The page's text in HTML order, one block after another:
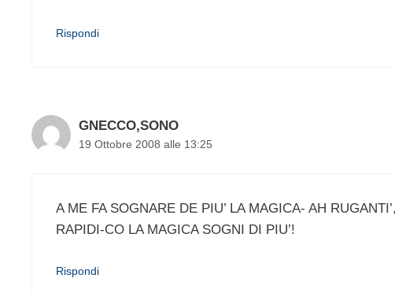
Rispondi
GNECCO,SONO
19 Ottobre 2008 alle 13:25
A ME FA SOGNARE DE PIU’ LA MAGICA- AH
RAPIDI-CO LA MAGICA SOGNI DI PIU’!
Rispondi